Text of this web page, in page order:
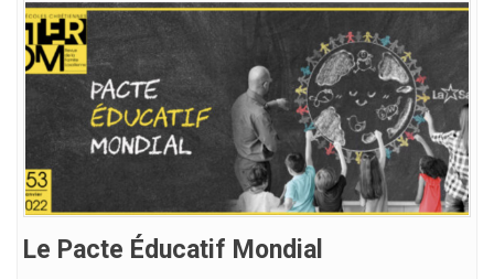
Le Pacte Éducatif Mondial